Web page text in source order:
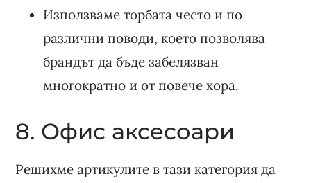
Използваме торбата често и по
различни поводи, което позволява
брандът да бъде забелязван
многократно и от повече хора.
8. Офис аксесоари
Решихме артикулите в тази категория да